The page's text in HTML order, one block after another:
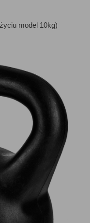
model 10kg)